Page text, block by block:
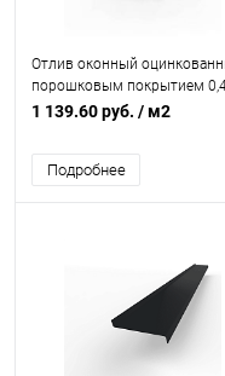
Отлив оконный
порошковым покрытием
RAL 1027
1 139.60 руб. / м2
Подробнее